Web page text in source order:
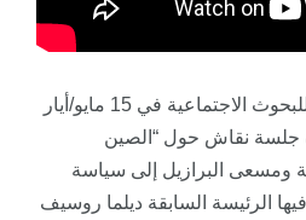
عقد معهد القارات الثلاث للبحوث الاجتماعية في 15 مايو/أيار
جلسة نقاش حول “الصين
ومسعى البرازيل إلى سياسة
الرئيسة السابقة ديلما روسيف